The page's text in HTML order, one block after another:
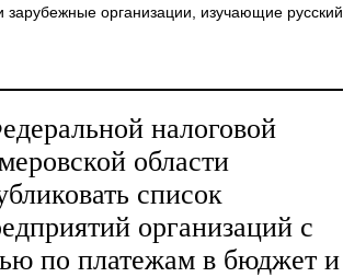
зарубежные организации, изучающие русский
налоговой
области
список
организаций с
по платежам в бюджет и